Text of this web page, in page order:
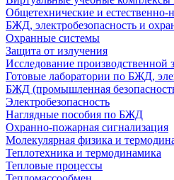
Общетехнические и
БЖД, электробезопасность и
Охранные системы
Защита от излучения
Исследование производственной
Готовые лаборатории по БЖД,
БЖД (промышленная
Электробезопасность
Наглядные пособия по БЖД
Охранно-пожарная сигнализация
Молекулярная физика и
Теплотехника и термодинамика
Тепловые процессы